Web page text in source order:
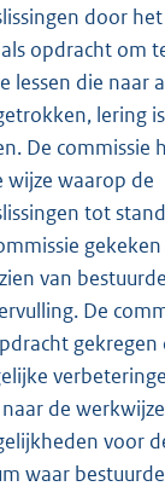
door het
opdracht om
lessen die naar
lering
De
wijze waarop de
tot
van
De
de
voor
waar